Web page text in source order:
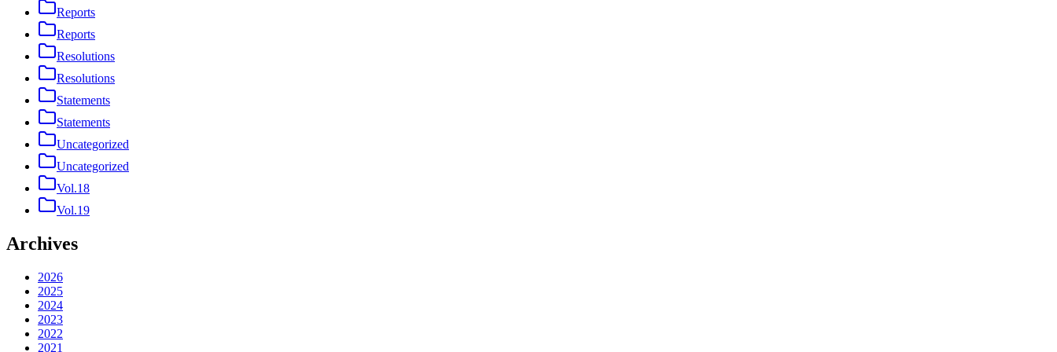
Reports
Reports
Resolutions
Resolutions
Statements
Statements
Uncategorized
Uncategorized
Vol.18
Vol.19
Archives
2026
2025
2024
2023
2022
2021